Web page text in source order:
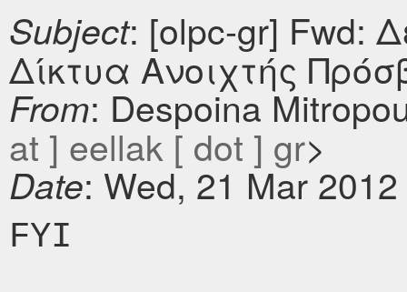
Subject: [olpc-gr] Fwd:
Δίκτυα Ανοιχτής
From: Despoina
at ] eellak [ dot ] gr>
Date: Wed, 21 Mar
FYI